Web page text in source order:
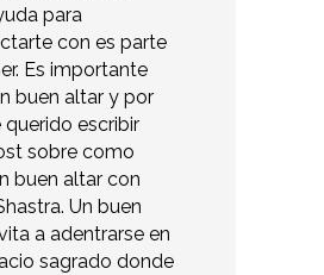
para
con es parte
Es importante
buen altar y por
querido escribir
sobre como
buen altar con
Un buen
a adentrarse en
sagrado donde